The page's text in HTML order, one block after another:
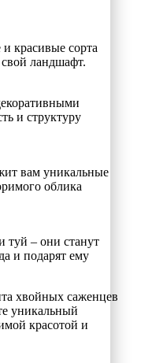
красивые сорта
свой ландшафт.
и структуру
вам уникальные
облика
туй – они станут
и подарят ему
хвойных саженцев
уникальный
красотой и